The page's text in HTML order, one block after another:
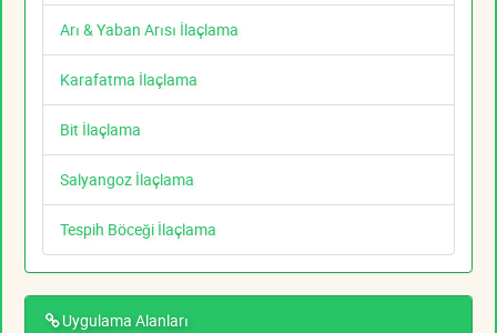
Arı & Yaban Arısı İlaçlama
Karafatma İlaçlama
Bit İlaçlama
Salyangoz İlaçlama
Tespih Böceği İlaçlama
Uygulama Alanları